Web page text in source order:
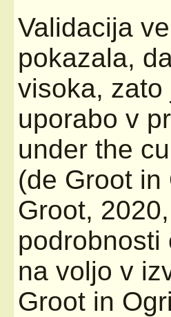
Validacija
pokazala,
visoka, zato
uporabo v
under the
(de Groot
Groot,
podrobnosti
na voljo v
Groot in